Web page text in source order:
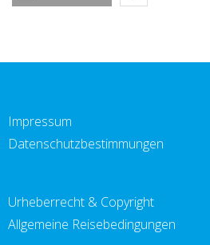
Impressum
Datenschutzbestimmungen
Urheberrecht & Copyright
Allgemeine Reisebedingungen